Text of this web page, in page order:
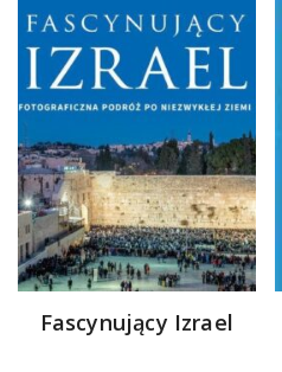
Fascynujący Izrael